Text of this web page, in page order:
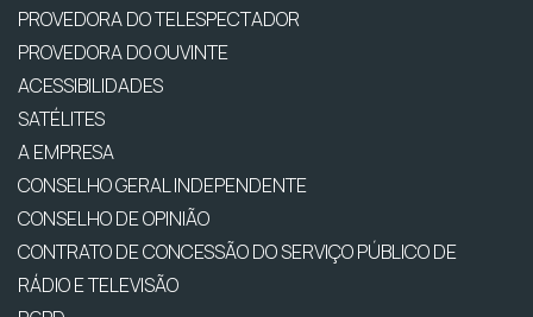
PROVEDORA DO TELESPECTADOR
PROVEDORA DO OUVINTE
ACESSIBILIDADES
SATÉLITES
A EMPRESA
CONSELHO GERAL INDEPENDENTE
CONSELHO DE OPINIÃO
CONTRATO DE CONCESSÃO DO SERVIÇO PÚBLICO DE
RÁDIO E TELEVISÃO